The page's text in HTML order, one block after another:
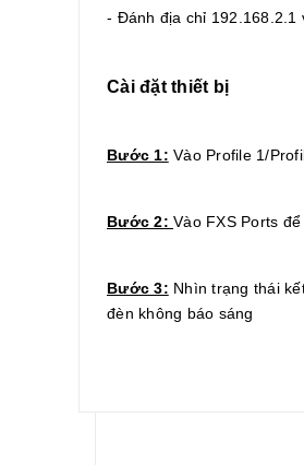
- Đánh địa chỉ 192.168.2.1
Cài đặt thiết bị
Bước 1: Vào Profile 1/
Bước 2: Vào FXS Ports
Bước 3: Nhìn trạng thái
đèn không báo sáng